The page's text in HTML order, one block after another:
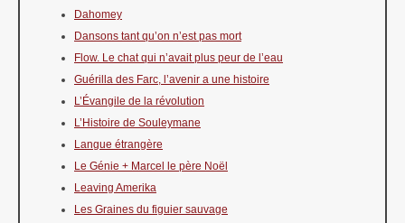
Dahomey
Dansons tant qu’on n’est pas mort
Flow. Le chat qui n’avait plus peur de l’eau
Guérilla des Farc, l’avenir a une histoire
L’Évangile de la révolution
L’Histoire de Souleymane
Langue étrangère
Le Génie + Marcel le père Noël
Leaving Amerika
Les Graines du figuier sauvage